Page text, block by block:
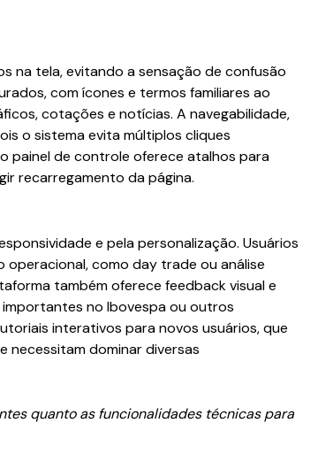
na tela, evitando a sensação de confusão
com ícones e termos familiares ao
cotações e notícias. A navegabilidade,
o sistema evita múltiplos cliques
painel de controle oferece atalhos para
recarregamento da página.
e pela personalização. Usuários
como day trade ou análise
também oferece feedback visual e
no Ibovespa ou outros
interativos para novos usuários, que
necessitam dominar diversas
quanto as funcionalidades técnicas para